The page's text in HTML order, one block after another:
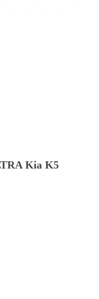
Kia K5